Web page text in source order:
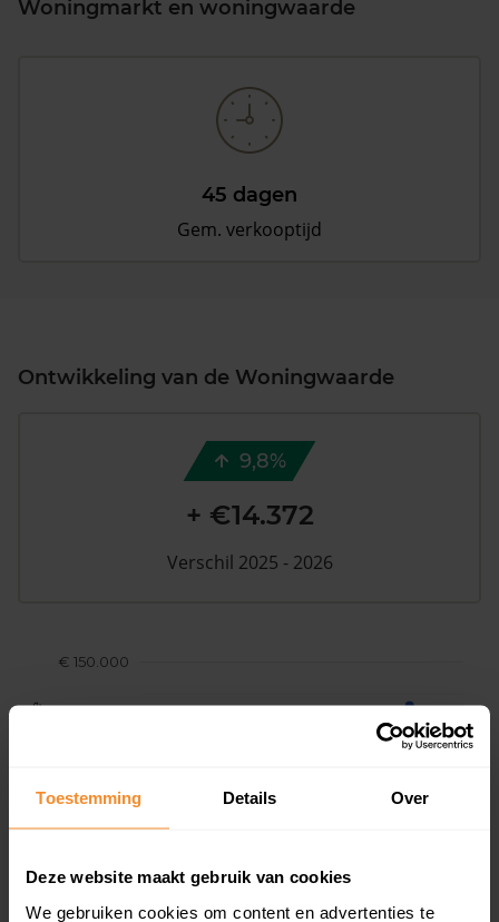
Toestemming Details Over
Deze website maakt gebruik van cookies
We gebruiken cookies om content en advertenties te
Woningmarkt en woningwaarde
45 dagen
Gem. verkooptijd
Ontwikkeling van de Woningwaarde
2017 2018 2019
€ 50.000
€ 150.000
9,8%
+ €14.372
Verschil 2025 - 2026